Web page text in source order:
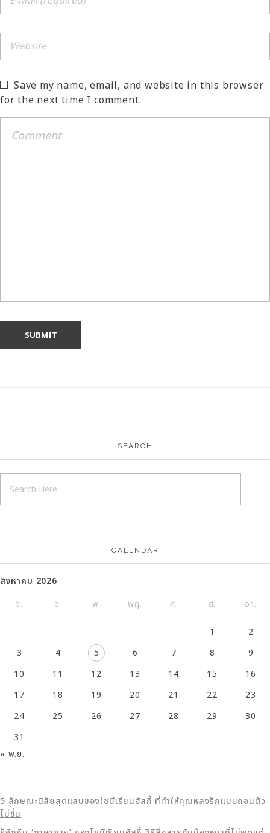
Save my name, email, and website in this browser
for the next time I comment.
SEARCH
CALENDAR
สิงหาคม 2026
จ.
อ. พ. พฤ. ศ. ส. อา.
1
2
3
4 5 6 7 8
9
10
11 12 13 14 15
16
17
18 19 20 21 22
23
24
25 26 27 28 29
30
31
« พ.ย.
5 ลักษณะนิสัยสุดแสบของไซบีเรียนฮัสกี้ ที่ทำให้คุณหลงรักแบบถอนตัว
ไม่ขึ้น